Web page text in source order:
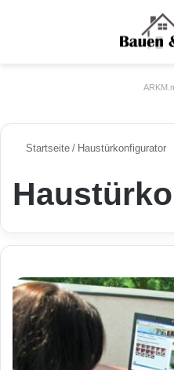
Startseite / Haustürkonfigurator